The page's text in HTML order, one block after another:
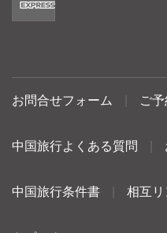
お問合せフォーム ご
中国旅行よくある質問
中国旅行条件書 相互リ